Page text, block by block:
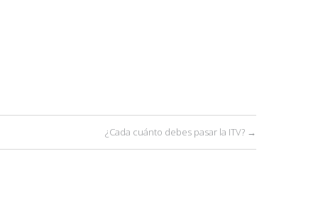
¿Cada cuánto debes pasar la ITV? →